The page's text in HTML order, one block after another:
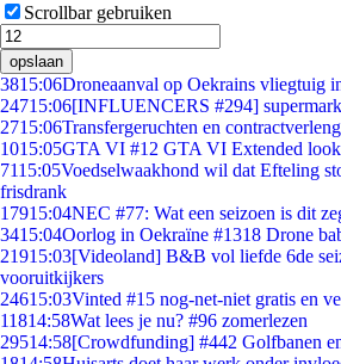
Scrollbar gebruiken
opslaan
3815:06Droneaanval op Oekrains vliegtuig
24715:06[INFLUENCERS #294]
2715:06Transfergeruchten en
1015:05GTA VI #12 GTA VI Extended
7115:05Voedselwaakhond wil dat Efteling
frisdrank
17915:04NEC #77: Wat een seizoen is dit
3415:04Oorlog in Oekraïne #1318 Drone
21915:03[Videoland] B&B vol liefde 6de
vooruitkijkers
24615:03Vinted #15 nog-net-niet gratis en
11814:58Wat lees je nu? #96 zomerlezen
29514:58[Crowdfunding] #442 Golfbanen